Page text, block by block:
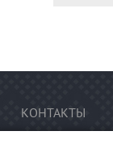
КОНТАКТЫ